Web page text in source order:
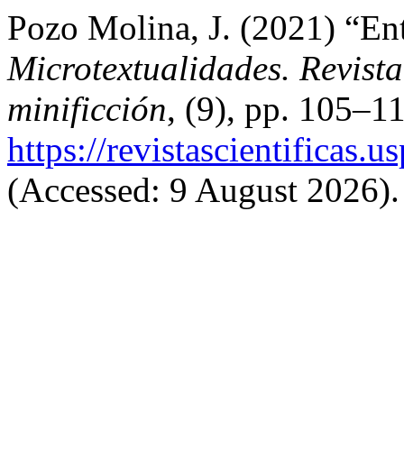
Pozo Molina, J. (2021)
Microtextualidades.
minificción, (9), pp.
https://
(Accessed: 9 August 2026).